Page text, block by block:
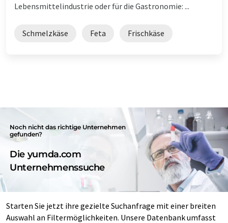
Lebensmittelindustrie oder für die Gastronomie: ...
Schmelzkäse Feta Frischkäse
Noch nicht das richtige Unternehmen
gefunden?
Die yumda.com
Unternehmenssuche
Starten Sie jetzt ihre gezielte Suchanfrage mit einer breiten
Auswahl an Filtermöglichkeiten. Unsere Datenbank umfasst